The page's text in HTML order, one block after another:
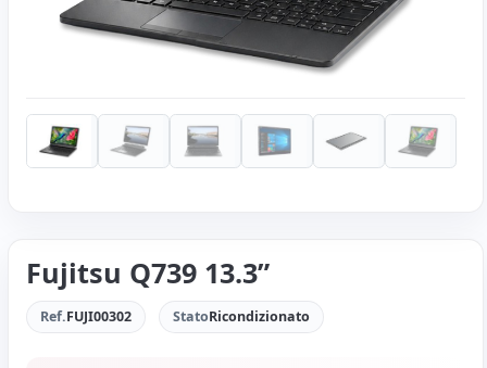
Fujitsu Q739 13.3”
Ref.FUJI00302 StatoRicondizionato